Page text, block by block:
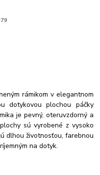
rámikom v elegantnom
dotykovou plochou páčky
je pevný, oteruvzdorný a
sú vyrobené z vysoko
dlhou životnosťou, farebnou
na dotyk.